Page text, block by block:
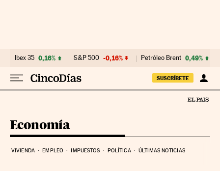
Ibex 35 0,16% S&P 500 -0,16% Petróleo Brent 0,49%
SUSCRÍBETE
Economía
VIVIENDA EMPLEO IMPUESTOS POLÍTICA ÚLTIMAS NOTICIAS